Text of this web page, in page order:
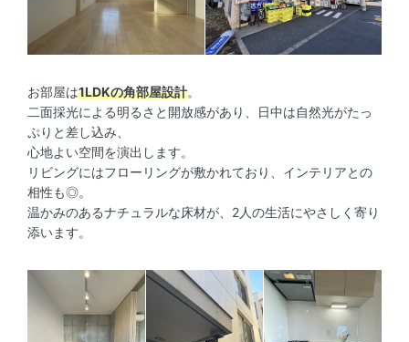
お部屋は1LDKの角部屋設計。
二面採光による明るさと開放感があり、日中は自然光がたっ
ぷりと差し込み、
心地よい空間を演出します。
リビングにはフローリングが敷かれており、インテリアとの
相性も◎。
温かみのあるナチュラルな床材が、2人の生活にやさしく寄り
添います。